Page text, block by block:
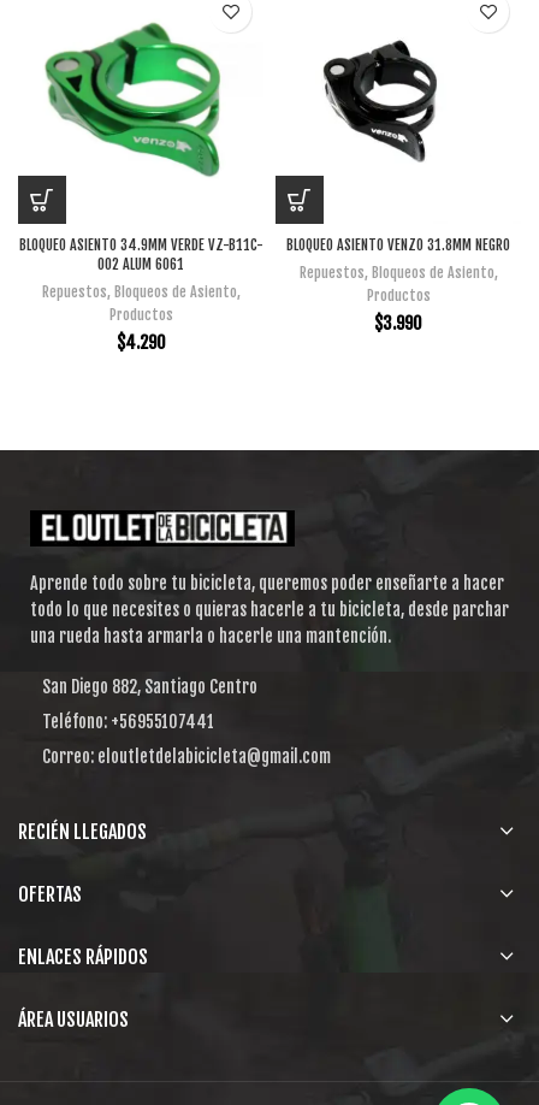
BLOQUEO ASIENTO 34.9MM VERDE VZ-B11C-
002 ALUM 6061
Repuestos, Bloqueos de Asiento,
Productos
$4.290
BLOQUEO ASIENTO VENZO 31.8MM NEGRO
Repuestos, Bloqueos de Asiento,
Productos
$3.990
Aprende todo sobre tu bicicleta, queremos poder enseñarte a hacer
todo lo que necesites o quieras hacerle a tu bicicleta, desde parchar
una rueda hasta armarla o hacerle una mantención.
San Diego 882, Santiago Centro
Teléfono: +56955107441
Correo: eloutletdelabicicleta@gmail.com
RECIÉN LLEGADOS
OFERTAS
ENLACES RÁPIDOS
ÁREA USUARIOS